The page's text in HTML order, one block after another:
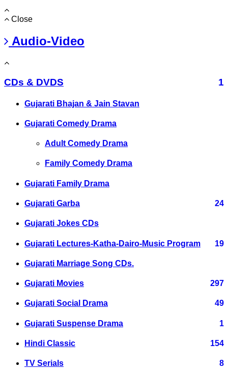
Close
Audio-Video
CDs & DVDS 1
Gujarati Bhajan & Jain Stavan
Gujarati Comedy Drama
Adult Comedy Drama
Family Comedy Drama
Gujarati Family Drama
Gujarati Garba 24
Gujarati Jokes CDs
Gujarati Lectures-Katha-Dairo-Music Program 19
Gujarati Marriage Song CDs.
Gujarati Movies 297
Gujarati Social Drama 49
Gujarati Suspense Drama 1
Hindi Classic 154
TV Serials 8